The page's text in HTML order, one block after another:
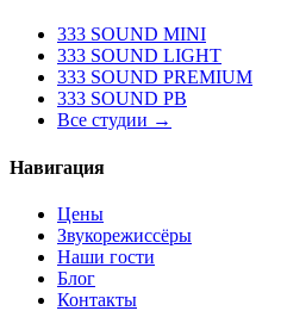
333 SOUND MINI
333 SOUND LIGHT
333 SOUND PREMIUM
333 SOUND PB
Все студии →
Навигация
Цены
Звукорежиссёры
Наши гости
Блог
Контакты